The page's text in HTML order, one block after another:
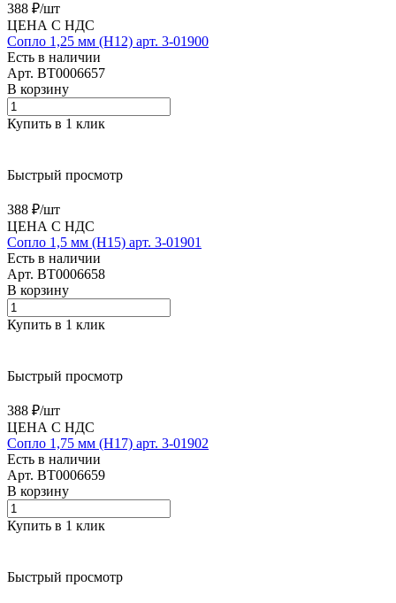
388 ₽/шт
ЦЕНА С НДС
Сопло 1,25 мм (H12) арт. 3-01900
Есть в наличии
Арт. BT0006657
В корзину
Купить в 1 клик
Быстрый просмотр
388 ₽/шт
ЦЕНА С НДС
Сопло 1,5 мм (H15) арт. 3-01901
Есть в наличии
Арт. BT0006658
В корзину
Купить в 1 клик
Быстрый просмотр
388 ₽/шт
ЦЕНА С НДС
Сопло 1,75 мм (H17) арт. 3-01902
Есть в наличии
Арт. BT0006659
В корзину
Купить в 1 клик
Быстрый просмотр